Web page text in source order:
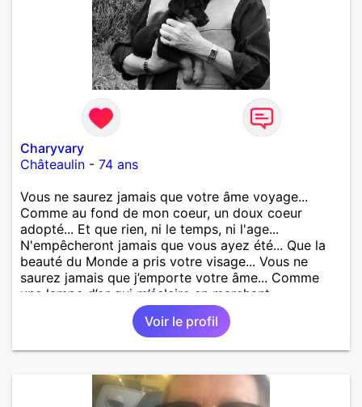
Charyvary
Châteaulin - 74 ans
Vous ne saurez jamais que votre âme voyage...
Comme au fond de mon coeur, un doux coeur
adopté... Et que rien, ni le temps, ni l'age...
N'empêcheront jamais que vous ayez été... Que la
beauté du Monde a pris votre visage... Vous ne
saurez jamais que j’emporte votre âme... Comme
une lampe d’or qui m’éclaire en marchant...
Voir le profil